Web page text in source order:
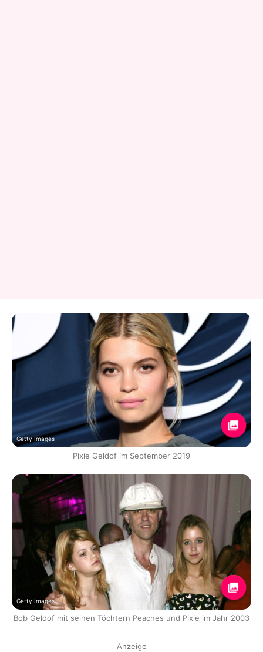
Getty Images
Pixie Geldof im September 2019
Getty Images
Bob Geldof mit seinen Töchtern Peaches und Pixie im Jahr 2003
Anzeige